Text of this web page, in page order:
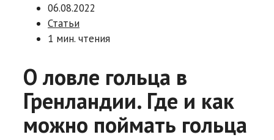
06.08.2022
Статьи
1 мин. чтения
О ловле гольца в
Гренландии. Где и как
можно поймать гольца